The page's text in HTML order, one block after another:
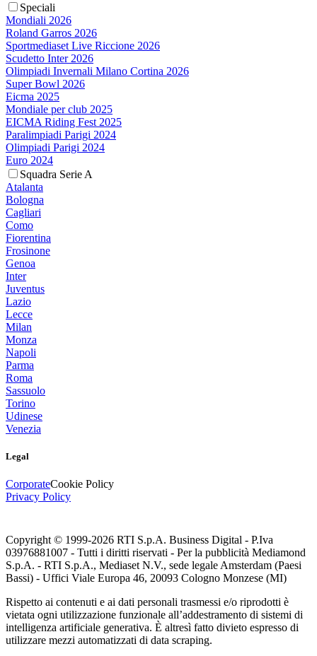
Speciali
Mondiali 2026
Roland Garros 2026
Sportmediaset Live Riccione 2026
Scudetto Inter 2026
Olimpiadi Invernali Milano Cortina 2026
Super Bowl 2026
Eicma 2025
Mondiale per club 2025
EICMA Riding Fest 2025
Paralimpiadi Parigi 2024
Olimpiadi Parigi 2024
Euro 2024
Squadra Serie A
Atalanta
Bologna
Cagliari
Como
Fiorentina
Frosinone
Genoa
Inter
Juventus
Lazio
Lecce
Milan
Monza
Napoli
Parma
Roma
Sassuolo
Torino
Udinese
Venezia
Legal
CorporateCookie Policy
Privacy Policy
Copyright © 1999-2026 RTI S.p.A. Business Digital - P.Iva
03976881007 - Tutti i diritti riservati - Per la pubblicità Mediamond
S.p.A. - RTI S.p.A., Mediaset N.V., sede legale Amsterdam (Paesi
Bassi) - Uffici Viale Europa 46, 20093 Cologno Monzese (MI)
Rispetto ai contenuti e ai dati personali trasmessi e/o riprodotti è
vietata ogni utilizzazione funzionale all’addestramento di sistemi di
intelligenza artificiale generativa. È altresì fatto divieto espresso di
utilizzare mezzi automatizzati di data scraping.